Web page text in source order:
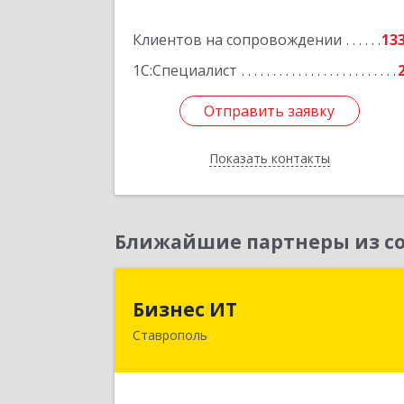
Клиентов на сопровождении
1С:Специалист
Отправить заявку
Показать контакты
Отправить заявку
Назад
Ближайшие партнеры из
Бизнес ИТ
Ставрополь355035, Ставропольский край,